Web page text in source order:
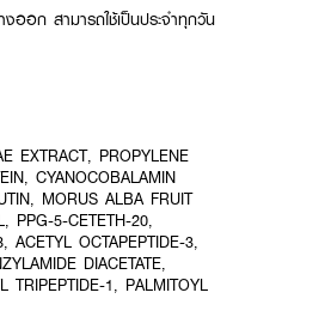
ออก สามารถใช้เป็นประจำทุกวัน
EXTRACT, PROPYLENE
CYANOCOBALAMIN
MORUS ALBA FRUIT
PPG-5-CETETH-20,
ACETYL OCTAPEPTIDE-3,
DIACETATE,
TRIPEPTIDE-1, PALMITOYL